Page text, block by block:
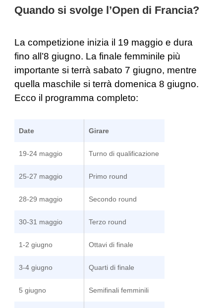
Quando si svolge l’Open di Francia?
La competizione inizia il 19 maggio e dura
fino all’8 giugno. La finale femminile più
importante si terrà sabato 7 giugno, mentre
quella maschile si terrà domenica 8 giugno.
Ecco il programma completo:
Date Girare
19-24 maggio Turno di qualificazione
25-27 maggio Primo round
28-29 maggio Secondo round
30-31 maggio Terzo round
1-2 giugno Ottavi di finale
3-4 giugno Quarti di finale
5 giugno Semifinali femminili